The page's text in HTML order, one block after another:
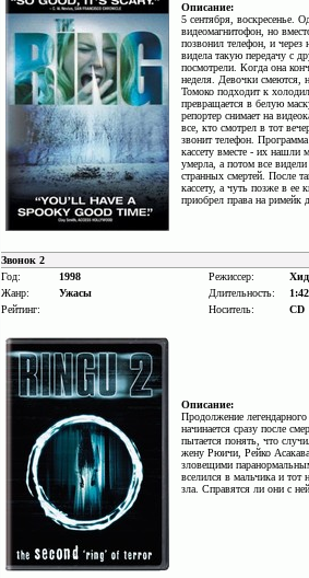
Описание:
5 сентября, воскресенье.
видеомагнитофон, но
позвонил телефон, и через
видела такую передачу с
посмотрели. Когда она
неделя. Девочки смеются,
Томоко подходит к
превращается в белую
репортер снимает на
все, кто смотрел в тот
звонит телефон.
кассету вместе - их нашли
умерла, а потом все
странных смертей. После
кассету, а чуть позже в ее
приобрел права на римейк
Звонок 2
Год:
1998
Жанр:
Ужасы
Рейтинг:
Режиссер:
Длительность:
Носитель:
CD
Описание:
Продолжение
начинается сразу после
пытается понять, что
жену Рюичи, Рейко
зловещими
вселился в мальчика и тот
зла. Справятся ли они с